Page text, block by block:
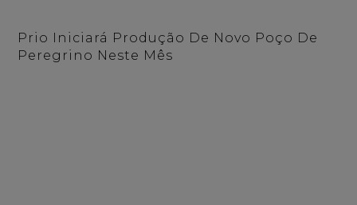
Prio Iniciará Produção De Novo Poço De
Peregrino Neste Mês